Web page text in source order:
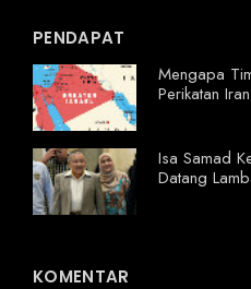
PENDAPAT
Mengapa
Perikatan
Isa Samad
Datang
KOMENTAR